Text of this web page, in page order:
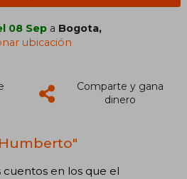
08 Sep a Bogota,
ubicación
Comparte y gana
dinero
en los que el